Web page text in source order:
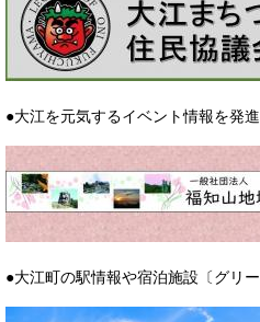
●大江を元気するイベント情報を発進
●大江町の駅情報や宿泊施設〔グリ